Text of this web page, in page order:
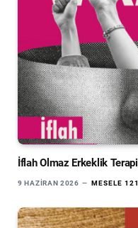
İflah Olmaz Erkeklik
9 HAZIRAN 2026 MESELE 121